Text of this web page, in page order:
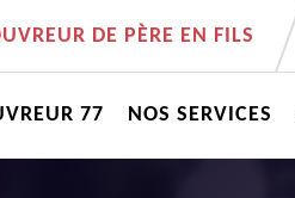
DE PÈRE EN FILS
77 NOS SERVICES